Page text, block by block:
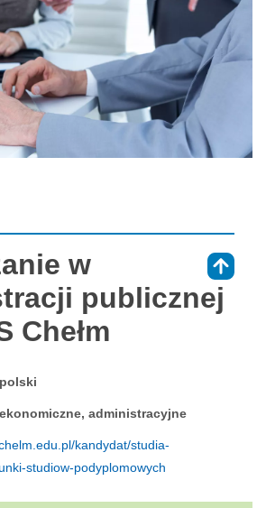
w
publicznej
Chełm
polski
ekonomiczne, administracyjne
kandydat/studia-
studiow-podyplomowych